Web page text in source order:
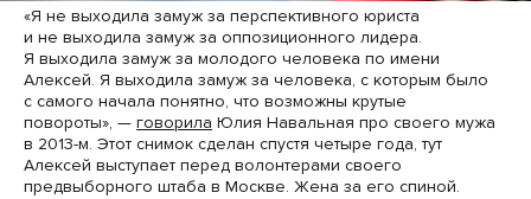
«Я не выходила замуж за перспективного юриста
и не выходила замуж за оппозиционного лидера.
Я выходила замуж за молодого человека по имени
Алексей. Я выходила замуж за человека, с которым было
с самого начала понятно, что возможны крутые
повороты», — говорила Юлия Навальная про своего мужа
в 2013-м. Этот снимок сделан спустя четыре года, тут
Алексей выступает перед волонтерами своего
предвыборного штаба в Москве. Жена за его спиной.